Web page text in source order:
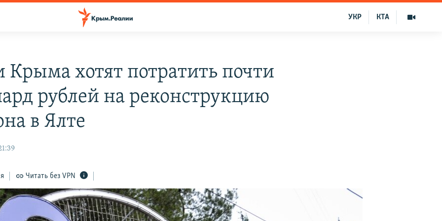
КТА
УКР
Крыма хотят потратить почти
рублей на реконструкцию
в Ялте
Читать без VPN